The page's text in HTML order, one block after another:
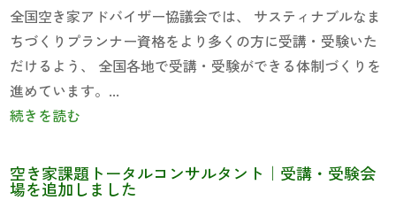
全国空き家アドバイザー協議会では、 サスティナブルなま
ちづくりプランナー資格をより多くの方に受講・受験いた
だけるよう、 全国各地で受講・受験ができる体制づくりを
進めています。...
続きを読む
空き家課題トータルコンサルタント｜受講・受験会
場を追加しました